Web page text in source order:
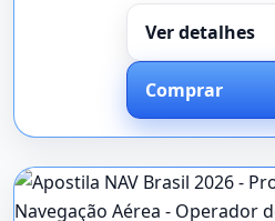
Ver detalhes
Comprar